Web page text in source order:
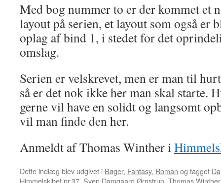
Med bog nummer to er der kommet et
layout på serien, et layout som også er
oplag af bind 1, i stedet for det
omslag.
Serien er velskrevet, men er man til
så er det nok ikke her man skal starte.
gerne vil have en solidt og langsomt
vil man finde den her.
Anmeldt af Thomas Winther i
Dette indlæg blev udgivet i Bøger, Fantasy, Roman og tagget
Himmelskibet nr.37 Sven Damgaard Ørnstrup Thomas Winther